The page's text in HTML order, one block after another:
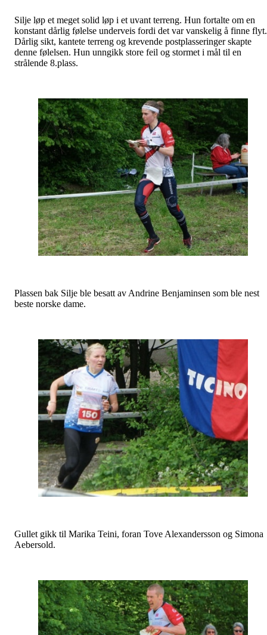
Silje løp et meget solid løp i et uvant terreng. Hun fortalte om en
konstant dårlig følelse underveis fordi det var vanskelig å finne flyt.
Dårlig sikt, kantete terreng og krevende postplasseringer skapte
denne følelsen. Hun unngikk store feil og stormet i mål til en
strålende 8.plass.
Plassen bak Silje ble besatt av Andrine Benjaminsen som ble nest
beste norske dame.
Gullet gikk til Marika Teini, foran Tove Alexandersson og Simona
Aebersold.